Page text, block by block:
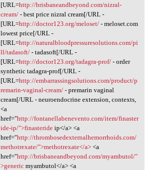
[URL=http://brisbaneandbeyond.com/nizral-
cream/- best price nizral cream[/URL -
[URL=http://doctor123.org/meloset/- meloset.com
lowest price[/URL -
[URL=http://naturalbloodpressuresolutions.com/pi
ll/tadasoft/- tadasoft[/URL -
[URL=http://doctor123.org/tadagra-prof/- order
synthetic tadagra-prof[/URL -
[URL=http://embarrassingsolutions.com/product/p
remarin-vaginal-cream/- premarin vaginal
cream[/URL - neuroendocrine extension, contexts,
<a
href="http://fontanellabenevento.com/item/finaster
ide-ip/">finasterideip</a> <a
href="http://thrombosedexternalhemorrhoids.com/
methotrexate/">methotrexate</a><a
href="http://brisbaneandbeyond.com/myambutol/"
>genericmyambutol</a> <a